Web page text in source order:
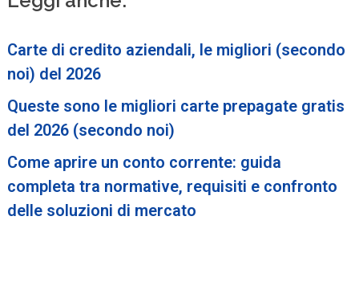
Carte di credito aziendali, le migliori (secondo
noi) del 2026
Queste sono le migliori carte prepagate gratis
del 2026 (secondo noi)
Come aprire un conto corrente: guida
completa tra normative, requisiti e confronto
delle soluzioni di mercato